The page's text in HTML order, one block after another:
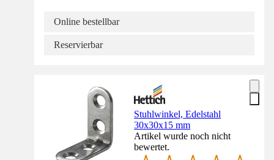
Online bestellbar
Reservierbar
Stuhlwinkel, Edelstahl
30x30x15 mm
Artikel wurde noch nicht
bewertet.